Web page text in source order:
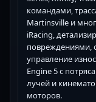
командами,
Martinsville и
iRacing,
повреждениями,
управление
Engine 5 с
лучей и
моторов.